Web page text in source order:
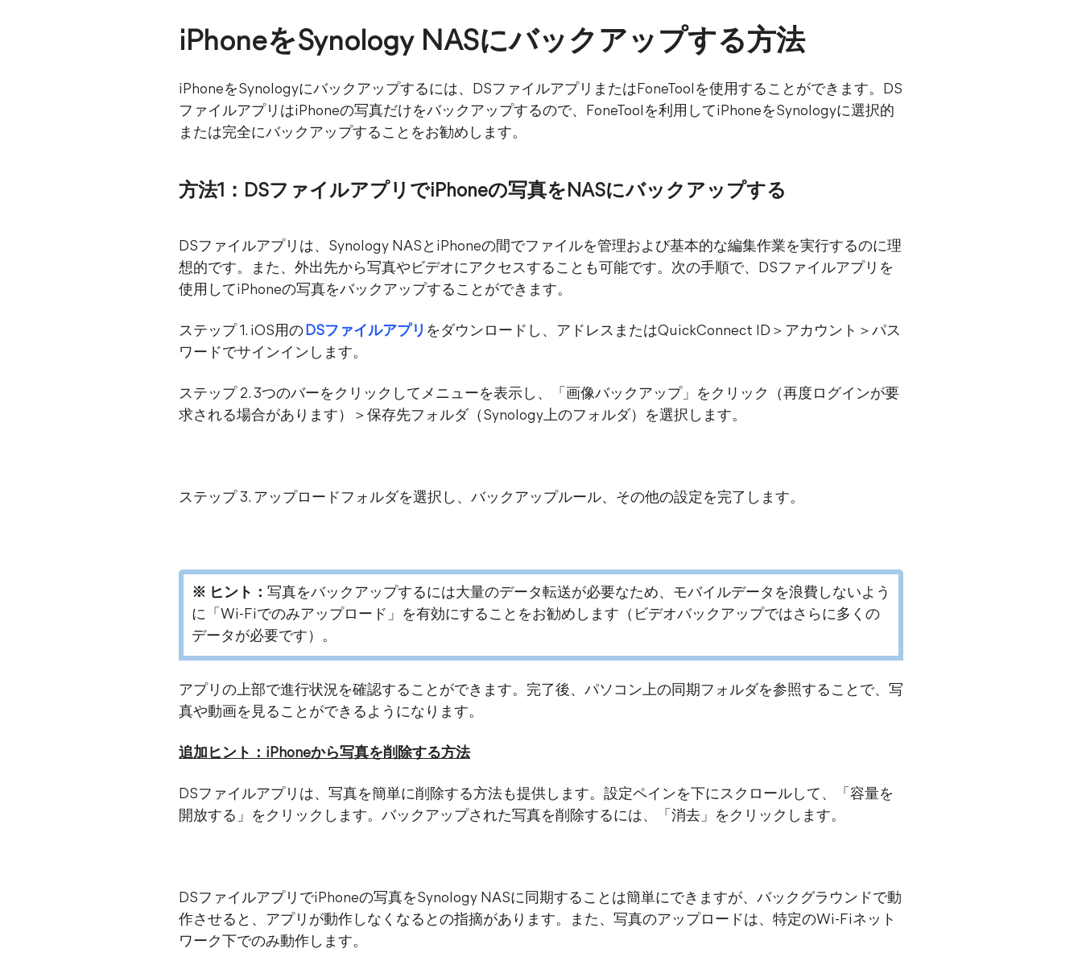
iPhoneをSynology NASにバックアップする方法
iPhoneをSynologyにバックアップするには、DSファイルアプリまたはFoneToolを使用することができます。DS
ファイルアプリはiPhoneの写真だけをバックアップするので、FoneToolを利用してiPhoneをSynologyに選択的
または完全にバックアップすることをお勧めします。
方法1：DSファイルアプリでiPhoneの写真をNASにバックアップする
DSファイルアプリは、Synology NASとiPhoneの間でファイルを管理および基本的な編集作業を実行するのに理
想的です。また、外出先から写真やビデオにアクセスすることも可能です。次の手順で、DSファイルアプリを
使用してiPhoneの写真をバックアップすることができます。
ステップ 1. iOS用の DSファイルアプリ をダウンロードし、アドレスまたはQuickConnect ID＞アカウント＞パス
ワードでサインインします。
ステップ 2. 3つのバーをクリックしてメニューを表示し、「画像バックアップ」をクリック（再度ログインが要
求される場合があります）＞保存先フォルダ（Synology上のフォルダ）を選択します。
ステップ 3. アップロードフォルダを選択し、バックアップルール、その他の設定を完了します。
※ ヒント： 写真をバックアップするには大量のデータ転送が必要なため、モバイルデータを浪費しないよう
に「Wi-Fiでのみアップロード」を有効にすることをお勧めします（ビデオバックアップではさらに多くの
データが必要です）。
アプリの上部で進行状況を確認することができます。完了後、パソコン上の同期フォルダを参照することで、写
真や動画を見ることができるようになります。
追加ヒント：iPhoneから写真を削除する方法
DSファイルアプリは、写真を簡単に削除する方法も提供します。設定ペインを下にスクロールして、「容量を
開放する」をクリックします。バックアップされた写真を削除するには、「消去」をクリックします。
DSファイルアプリでiPhoneの写真をSynology NASに同期することは簡単にできますが、バックグラウンドで動
作させると、アプリが動作しなくなるとの指摘があります。また、写真のアップロードは、特定のWi-Fiネット
ワーク下でのみ動作します。